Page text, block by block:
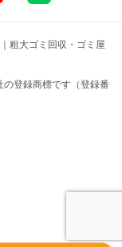
粗大ゴミ回収・ゴミ屋
の登録商標です（登録番